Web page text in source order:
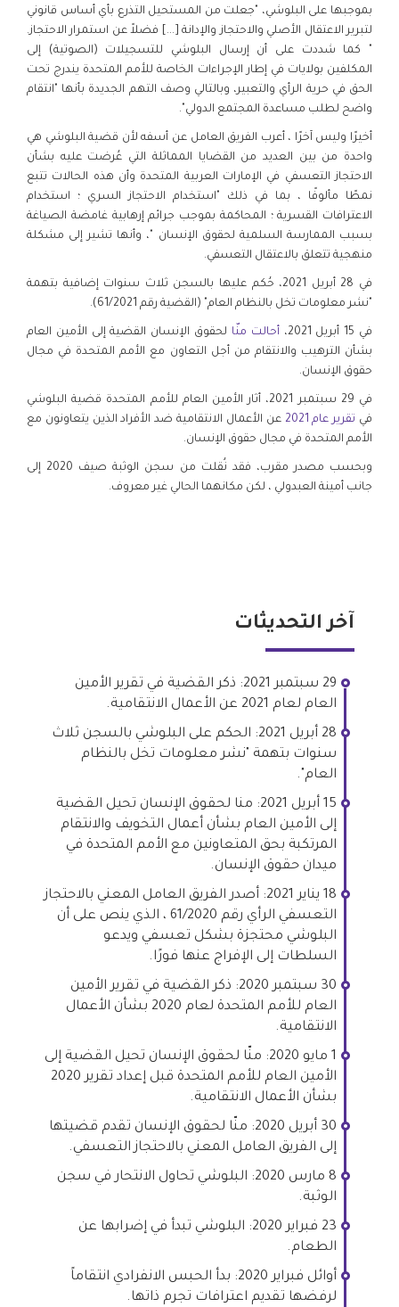
بموجبها على البلوشي، "جعلت من المستحيل التذرع بأي أساس قانوني
لتبرير الاعتقال الأصلي والاحتجاز والإدانة [...] فضلاً عن استمرار الاحتجاز.
" كما شددت على أن إرسال البلوشي للتسجيلات (الصوتية) إلى
المكلفين بولايات في إطار الإجراءات الخاصة للأمم المتحدة يندرج تحت
الحق في حرية الرأي والتعبير، وبالتالي وصف التهم الجديدة بأنها "انتقام
واضح لطلب مساعدة المجتمع الدولي".
أخيرًا وليس آخرًا ، أعرب الفريق العامل عن أسفه لأن قضية البلوشي هي
واحدة من بين العديد من القضايا المماثلة التي عُرضت عليه بشأن
الاحتجاز التعسفي في الإمارات العربية المتحدة وأن هذه الحالات تتبع
نمطًا مألوفًا ، بما في ذلك "استخدام الاحتجاز السري ؛ استخدام
الاعترافات القسرية ؛ المحاكمة بموجب جرائم إرهابية غامضة الصياغة
بسبب الممارسة السلمية لحقوق الإنسان "، وأنها تشير إلى مشكلة
منهجية تتعلق بالاعتقال التعسفي.
في 28 أبريل 2021، حُكم عليها بالسجن ثلاث سنوات إضافية بتهمة
"نشر معلومات تخل بالنظام العام" (القضية رقم 61/2021).
في 15 أبريل 2021، أحالت منّا لحقوق الإنسان القضية إلى الأمين العام
بشأن الترهيب والانتقام من أجل التعاون مع الأمم المتحدة في مجال
حقوق الإنسان.
في 29 سبتمبر 2021، أثار الأمين العام للأمم المتحدة قضية البلوشي
في تقرير عام 2021
عن الأعمال الانتقامية ضد الأفراد الذين يتعاونون مع
الأمم المتحدة في مجال حقوق الإنسان.
وبحسب مصدر مقرب، فقد نُقلت من سجن الوثبة صيف 2020 إلى
جانب أمينة العبدولي ، لكن مكانهما الحالي غير معروف.
آخر التحديثات
29 سبتمبر 2021: ذكر القضية في تقرير الأمين
العام لعام 2021 عن الأعمال الانتقامية.
28 أبريل 2021: الحكم على البلوشي بالسجن ثلاث
سنوات بتهمة "نشر معلومات تخل بالنظام
العام".
15 أبريل 2021: منا لحقوق الإنسان تحيل القضية
إلى الأمين العام بشأن أعمال التخويف والانتقام
المرتكبة بحق المتعاونين مع الأمم المتحدة في
ميدان حقوق الإنسان.
18 يناير 2021: أصدر الفريق العامل المعني بالاحتجاز
التعسفي الرأي رقم 61/2020 ، الذي ينص على أن
البلوشي محتجزة بشكل تعسفي ويدعو
السلطات إلى الإفراج عنها فورًا.
30 سبتمبر 2020: ذكر القضية في تقرير الأمين
العام للأمم المتحدة لعام 2020 بشأن الأعمال
الانتقامية.
1 مايو 2020: منّا لحقوق الإنسان تحيل القضية إلى
الأمين العام للأمم المتحدة قبل إعداد تقرير 2020
بشأن الأعمال الانتقامية.
30 أبريل 2020: منّا لحقوق الإنسان تقدم قضيتها
إلى الفريق العامل المعني بالاحتجاز التعسفي.
8 مارس 2020: البلوشي تحاول الانتحار في سجن
الوثبة.
23 فبراير 2020: البلوشي تبدأ في إضرابها عن
الطعام.
أوائل فبراير 2020: بدأ الحبس الانفرادي انتقاماً
لرفضها تقديم اعترافات تجرم ذاتها.